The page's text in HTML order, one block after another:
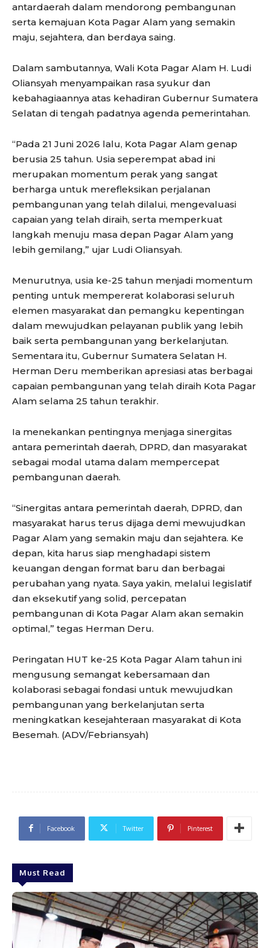
antardaerah dalam mendorong pembangunan
serta kemajuan Kota Pagar Alam yang semakin
maju, sejahtera, dan berdaya saing.
Dalam sambutannya, Wali Kota Pagar Alam H. Ludi
Oliansyah menyampaikan rasa syukur dan
kebahagiaannya atas kehadiran Gubernur Sumatera
Selatan di tengah padatnya agenda pemerintahan.
“Pada 21 Juni 2026 lalu, Kota Pagar Alam genap
berusia 25 tahun. Usia seperempat abad ini
merupakan momentum perak yang sangat
berharga untuk merefleksikan perjalanan
pembangunan yang telah dilalui, mengevaluasi
capaian yang telah diraih, serta memperkuat
langkah menuju masa depan Pagar Alam yang
lebih gemilang,” ujar Ludi Oliansyah.
Menurutnya, usia ke-25 tahun menjadi momentum
penting untuk mempererat kolaborasi seluruh
elemen masyarakat dan pemangku kepentingan
dalam mewujudkan pelayanan publik yang lebih
baik serta pembangunan yang berkelanjutan.
Sementara itu, Gubernur Sumatera Selatan H.
Herman Deru memberikan apresiasi atas berbagai
capaian pembangunan yang telah diraih Kota Pagar
Alam selama 25 tahun terakhir.
Ia menekankan pentingnya menjaga sinergitas
antara pemerintah daerah, DPRD, dan masyarakat
sebagai modal utama dalam mempercepat
pembangunan daerah.
“Sinergitas antara pemerintah daerah, DPRD, dan
masyarakat harus terus dijaga demi mewujudkan
Pagar Alam yang semakin maju dan sejahtera. Ke
depan, kita harus siap menghadapi sistem
keuangan dengan format baru dan berbagai
perubahan yang nyata. Saya yakin, melalui legislatif
dan eksekutif yang solid, percepatan
pembangunan di Kota Pagar Alam akan semakin
optimal,” tegas Herman Deru.
Peringatan HUT ke-25 Kota Pagar Alam tahun ini
mengusung semangat kebersamaan dan
kolaborasi sebagai fondasi untuk mewujudkan
pembangunan yang berkelanjutan serta
meningkatkan kesejahteraan masyarakat di Kota
Besemah. (ADV/Febriansyah)
Facebook Twitter Pinterest
Must Read